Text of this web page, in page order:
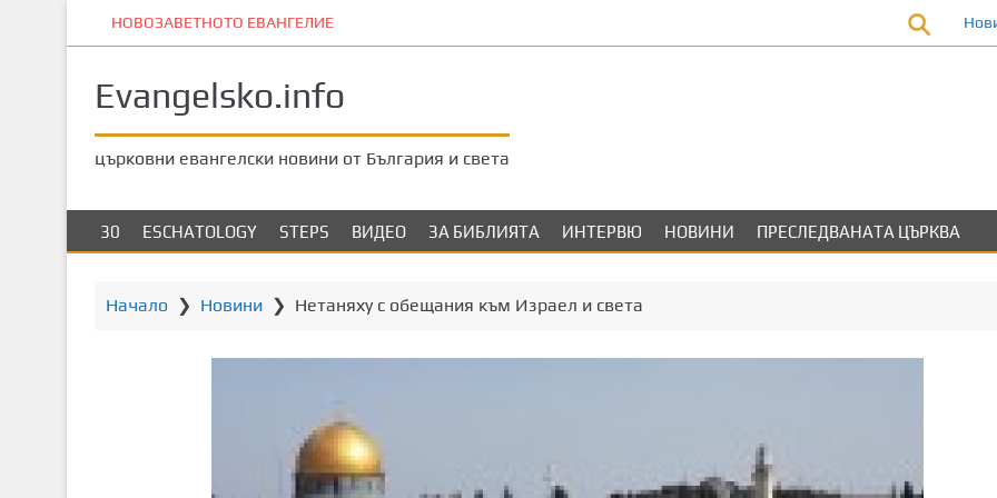
к
НОВОЗАВЕТНОТО ЕВАНГЕЛИЕ
Evangelsko.info
църковни евангелски новини от България и света
30 ESCHATOLOGY STEPS ВИДЕО ЗА БИБЛИЯТА ИНТЕРВЮ НОВИНИ ПРЕСЛЕДВАНАТА ЦЪРКВА
Начало ❯ Новини❯ Нетаняху с обещания към Израел и света